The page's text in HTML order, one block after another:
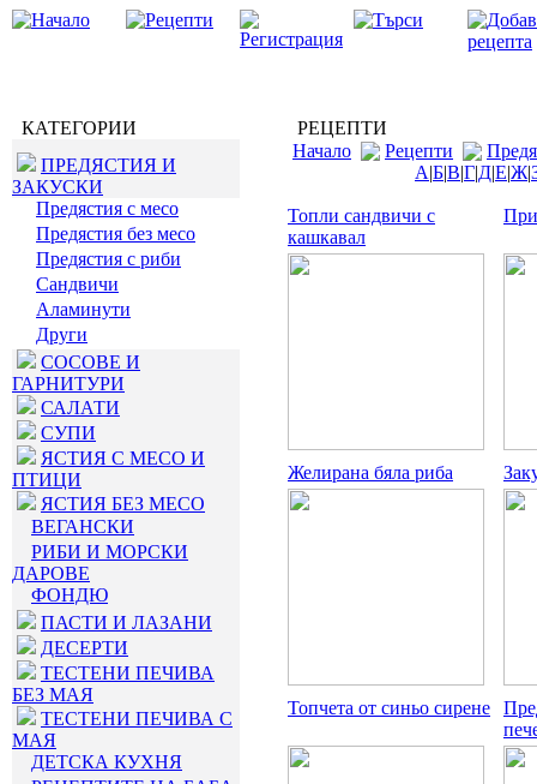
КАТЕГОРИИ
ПРЕДЯСТИЯ И
ЗАКУСКИ
Предястия с месо
Предястия без месо
Предястия с риби
Сандвичи
Аламинути
Други
СОСОВЕ И
ГАРНИТУРИ
САЛАТИ
СУПИ
ЯСТИЯ С МЕСО И
ПТИЦИ
ЯСТИЯ БЕЗ МЕСО
ВЕГАНСКИ
РИБИ И МОРСКИ
ДАРОВЕ
ФОНДЮ
ПАСТИ И ЛАЗАНИ
ДЕСЕРТИ
ТЕСТЕНИ ПЕЧИВА
БЕЗ МАЯ
ТЕСТЕНИ ПЕЧИВА С
МАЯ
ДЕТСКА КУХНЯ
РЕЦЕПТИ
Начало
Рецепти
А|Б|В|Г|Д|Е|Ж|
Топли сандвичи с
кашкавал
Желирана бяла риба
Топчета от синьо сирене